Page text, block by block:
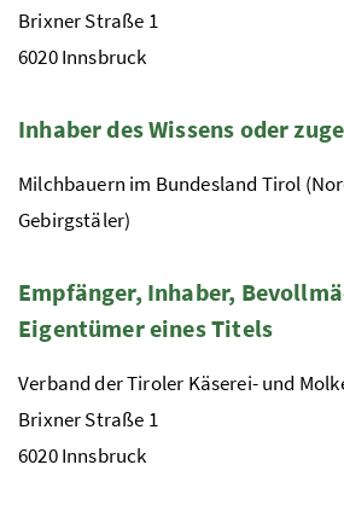
Brixner Straße 1
6020 Innsbruck
Inhaber des Wissens oder
Milchbauern im Bundesland Tirol
Gebirgstäler)
Empfänger, Inhaber,
Eigentümer eines Titels
Verband der Tiroler Käserei- und
Brixner Straße 1
6020 Innsbruck